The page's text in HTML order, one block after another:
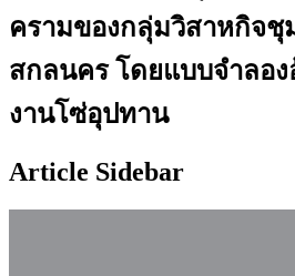
ครามของกลุ่มวิสาหกิจชุ
สกลนคร โดยแบบจำลอง
งานโซ่อุปทาน
Article Sidebar